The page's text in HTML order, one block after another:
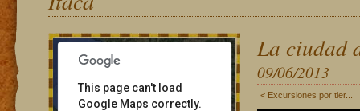
This page can't load
Google Maps correctly.
La ciudad
09/06/2013
< Excursiones por tier...